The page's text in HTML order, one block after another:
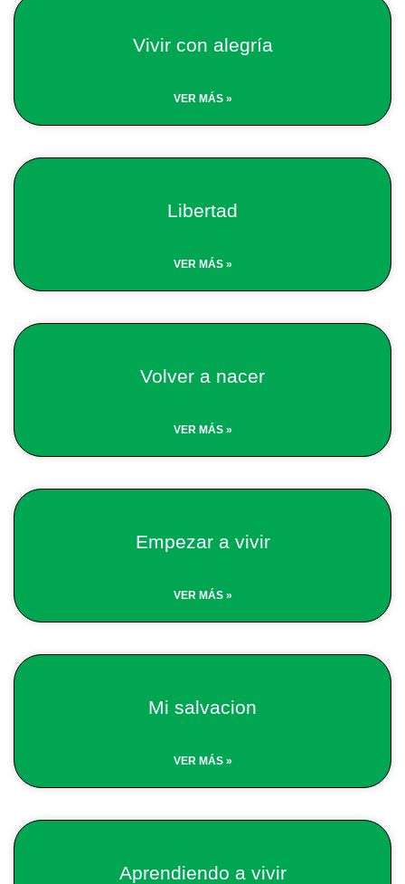
Vivir con alegría
VER MÁS »
Libertad
VER MÁS »
Volver a nacer
VER MÁS »
Empezar a vivir
VER MÁS »
Mi salvacion
VER MÁS »
Aprendiendo a vivir